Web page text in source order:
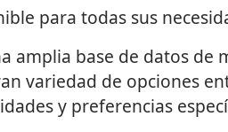
para todas sus
amplia base de datos de
variedad de opciones
y preferencias